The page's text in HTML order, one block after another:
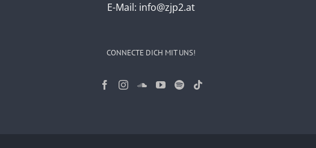
E-Mail: info@zjp2.at
CONNECTE DICH MIT UNS!